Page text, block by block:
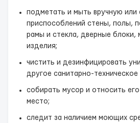
подметать и мыть вручную
приспособлений стены, полы,
рамы и стекла, дверные блоки,
изделия;
чистить и дезинфицировать
другое санитарно-
собирать мусор и относить
место;
следит за наличием моющих